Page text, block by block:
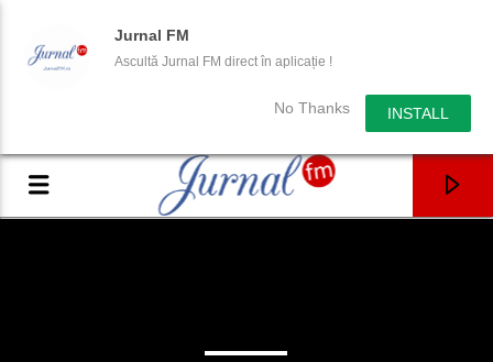
Jurnal FM
Ascultă Jurnal FM direct în aplicație !
No Thanks INSTALL